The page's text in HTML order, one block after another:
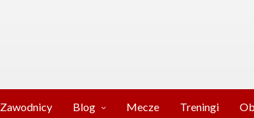
Zawodnicy Blog Mecze Treningi